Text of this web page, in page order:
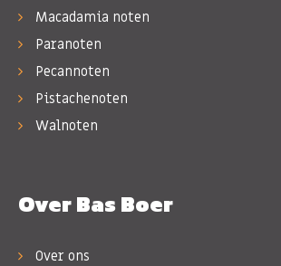
Macadamia noten
Paranoten
Pecannoten
Pistachenoten
Walnoten
Over Bas Boer
Over ons